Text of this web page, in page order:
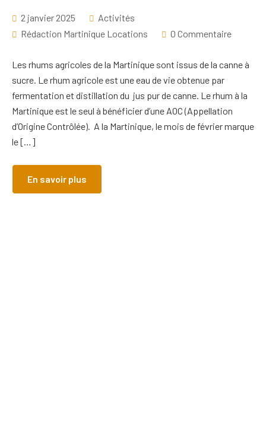
2 janvier 2025
Activités
Rédaction Martinique Locations
0 Commentaire
Les rhums agricoles de la Martinique sont issus de la canne à
sucre. Le rhum agricole est une eau de vie obtenue par
fermentation et distillation du jus pur de canne. Le rhum à la
Martinique est le seul à bénéficier d’une AOC (Appellation
d’Origine Contrôlée). A la Martinique, le mois de février marque
le […]
En savoir plus